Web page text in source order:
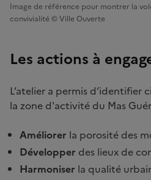
Image de référence pour montrer la
convivialité © Ville Ouverte
Les actions à
L’atelier a permis d’identifier
la zone d'activité du Mas
Améliorer la porosité des
Développer des lieux de
Harmoniser la qualité